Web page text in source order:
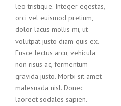
leo tristique. Integer egestas,
orci vel euismod pretium,
dolor lacus mollis mi, ut
volutpat justo diam quis ex.
Fusce lectus arcu, vehicula
non risus ac, fermentum
gravida justo. Morbi sit amet
malesuada nisl. Donec
laoreet sodales sapien.